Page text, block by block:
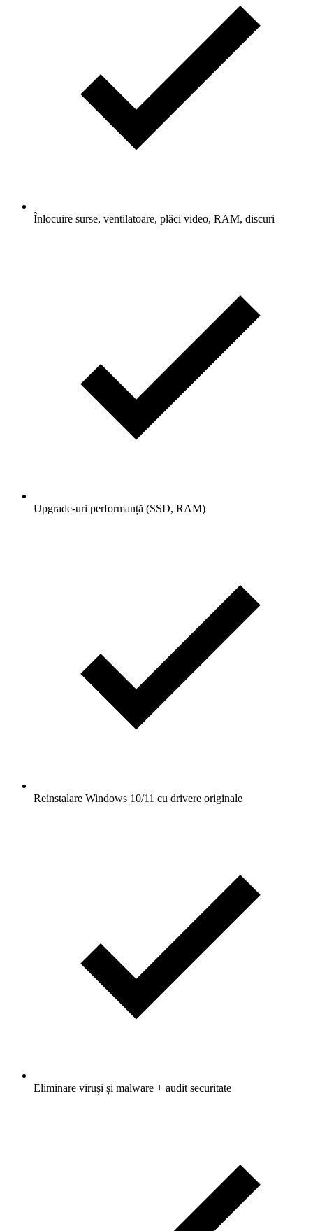
Înlocuire surse, ventilatoare, plăci video, RAM, discuri
Upgrade-uri performanță (SSD, RAM)
Reinstalare Windows 10/11 cu drivere originale
Eliminare viruși și malware + audit securitate